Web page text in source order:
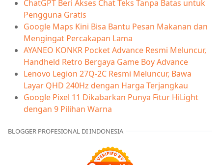
ChatGPT Beri Akses Chat Teks Tanpa Batas untuk
Pengguna Gratis
Google Maps Kini Bisa Bantu Pesan Makanan dan
Mengingat Percakapan Lama
AYANEO KONKR Pocket Advance Resmi Meluncur,
Handheld Retro Bergaya Game Boy Advance
Lenovo Legion 27Q-2C Resmi Meluncur, Bawa
Layar QHD 240Hz dengan Harga Terjangkau
Google Pixel 11 Dikabarkan Punya Fitur HiLight
dengan 9 Pilihan Warna
BLOGGER PROFESIONAL DI INDONESIA